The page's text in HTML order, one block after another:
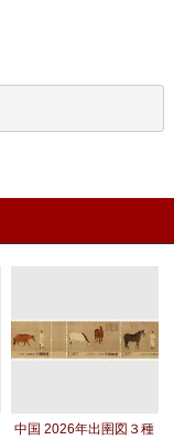
中国 2026年出圉図３種